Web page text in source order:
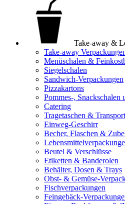
Take-away &
Take-away
Menüschalen &
Siegelschalen
Sandwich-Verpackungen
Pizzakartons
Pommes-, Snackschalen
Catering
Tragetaschen &
Einweg-Geschirr
Becher, Flaschen &
Beutel & Verschlüsse
Etiketten & Banderolen
Behälter, Dosen & Trays
Obst- & Gemüse-
Fischverpackungen
Feingebäck-